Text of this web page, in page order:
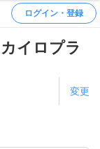
ログイン・登録
イロプラ
変更